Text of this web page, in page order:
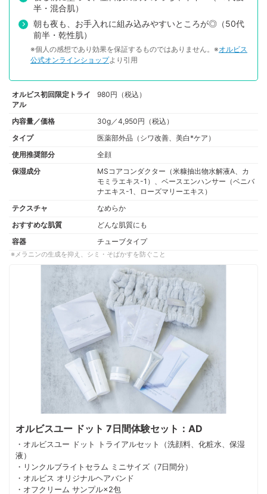
半・混合肌）
朝も夜も、お手入れに組み込みやすいところが◎（50代
前半・乾性肌）
※個人の感想であり効果を保証するものではありません。※オルビス
公式オンラインショップより引用
オルビス初回限定トライ
アル
980円（税込）
内容量／価格
30g／4,950円（税込）
タイプ
医薬部外品（シワ改善、美白*ケア）
使用推奨部分
全顔
保湿成分
MSコアコンダクター（米糠抽出物水解液A、カ
モミラエキス-1）、ベースエンハンサー（ベニバ
ナエキス-1、ローズマリーエキス）
テクスチャ
なめらか
おすすめな肌質
どんな肌質にも
容器
チューブタイプ
メラニンの生成を抑え、シミ・そばかすを防ぐこと
オルビスユー ドット 7日間体験セット：AD
・オルビスユー ドット トライアルセット（洗顔料、化粧水、保湿
液）
・リンクルブライトセラム ミニサイズ（7日間分）
・オルビス オリジナルヘアバンド
・オフクリーム サンプル×2包